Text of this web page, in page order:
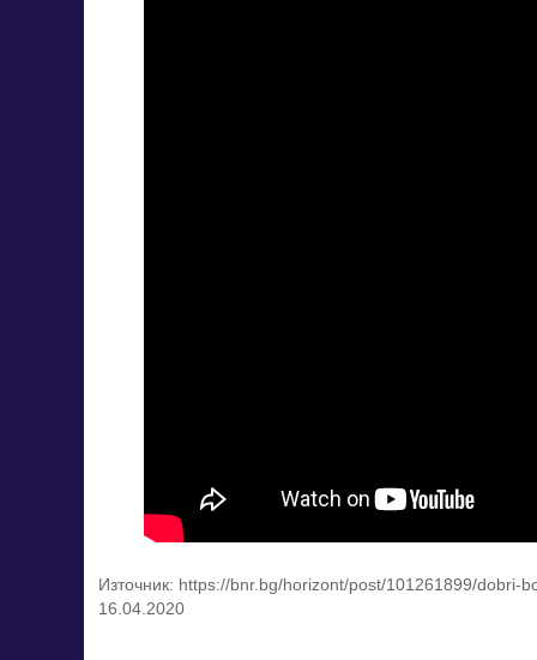
Източник: https://bnr.bg/horizont/post/101261899/dobri-
16.04.2020